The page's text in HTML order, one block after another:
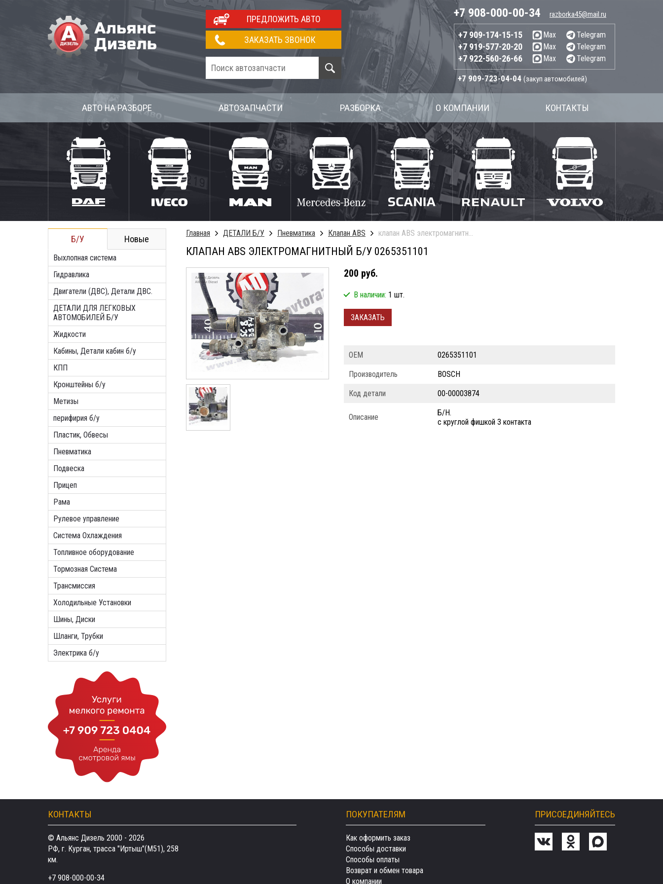
ПРЕДЛОЖИТЬ АВТО
ЗАКАЗАТЬ ЗВОНОК
+7 908-000-00-34 razborka45@mail.ru
+7 909-174-15-15 Max Telegram
+7 919-577-20-20 Max Telegram
+7 922-560-26-66 Max Telegram
+7 909-723-04-04 (закуп автомобилей)
АВТО НА РАЗБОРЕ АВТОЗАПЧАСТИ РАЗБОРКА О КОМПАНИИ КОНТАКТЫ
Б/У Новые
Выхлопная система
Гидравлика
Двигатели (ДВС), Детали ДВС.
ДЕТАЛИ ДЛЯ ЛЕГКОВЫХ
АВТОМОБИЛЕЙ Б/У
Жидкости
Кабины, Детали кабин б/у
КПП
Кронштейны б/у
Метизы
перифирия б/у
Пластик, Обвесы
Пневматика
Подвеска
Прицеп
Рама
Рулевое управление
Система Охлаждения
Топливное оборудование
Тормозная Система
Трансмиссия
Холодильные Установки
Шины, Диски
Шланги, Трубки
Электрика б/у
Главная ДЕТАЛИ Б/У Пневматика Клапан ABS клапан ABS электромагнитный б/у \ Б/Н.
КЛАПАН ABS ЭЛЕКТРОМАГНИТНЫЙ Б/У 0265351101
200 руб.
В наличии: 1 шт.
ЗАКАЗАТЬ
ОЕМ 0265351101
Производитель BOSCH
Код детали 00-00003874
Описание
Б/Н.
с круглой фишкой 3 контакта
КОНТАКТЫ
© Альянс Дизель 2000 - 2026
РФ, г. Курган, трасса "Иртыш"(М51), 258
км.
+7 908-000-00-34
ПОКУПАТЕЛЯМ
Как оформить заказ
Способы доставки
Способы оплаты
Возврат и обмен товара
О компании
ПРИСОЕДИНЯЙТЕСЬ